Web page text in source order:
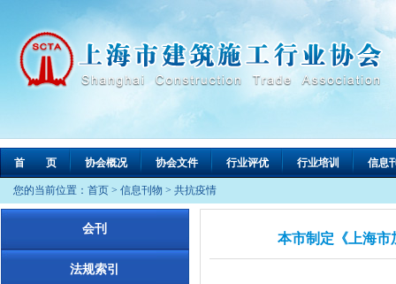
首 页 协会概况 协会文件 行业评优 行业培训 信息
您的当前位置： 首页 > 信息刊物 > 共抗疫情
会刊
法规索引
本市制定《上海市